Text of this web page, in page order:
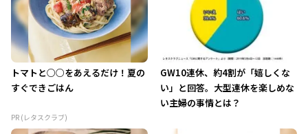
トマトと○○をあえるだけ！夏の
すぐできごはん
PR (レタスクラブ)
GW10連休、約4割が「嬉しくな
い」と回答。大型連休を楽しめな
い主婦の事情とは？